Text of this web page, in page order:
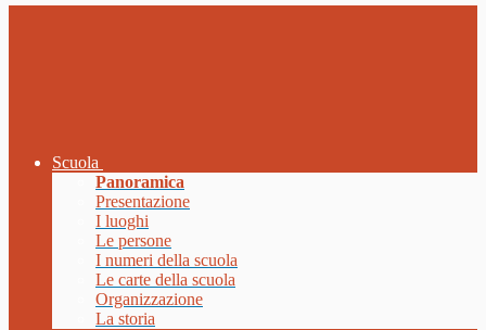
Scuola
Panoramica
Presentazione
I luoghi
Le persone
I numeri della scuola
Le carte della scuola
Organizzazione
La storia